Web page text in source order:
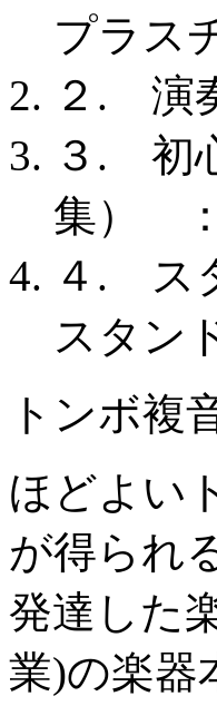
プラス
２. 演
３. 初
集）
４. ス
スタン
トンボ複
ほどよい
が得られ
発達した
業)の楽器